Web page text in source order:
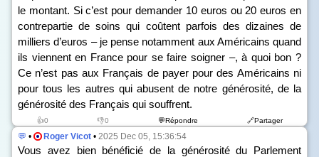
le montant. Si c’est pour demander 10 euros ou 20 euros en
contrepartie de soins qui coûtent parfois des dizaines de
milliers d’euros – je pense notamment aux Américains quand
ils viennent en France pour se faire soigner –, à quoi bon ?
Ce n’est pas aux Français de payer pour des Américains ni
pour tous les autres qui abusent de notre générosité, de la
générosité des Français qui souffrent.
👍0 👎0 💬Répondre 🔗Partager
💬 • Roger Vicot • 2025 Dec 05, 15:36:54
Vous avez bien bénéficié de la générosité du Parlement